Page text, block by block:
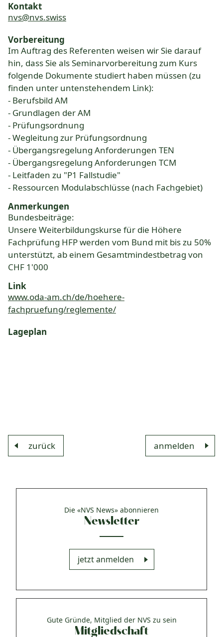
Kontakt
nvs@nvs.swiss
Vorbereitung
Im Auftrag des Referenten weisen wir Sie darauf
hin, dass Sie als Seminarvorbereitung zum Kurs
folgende Dokumente studiert haben müssen (zu
finden unter untenstehendem Link):
- Berufsbild AM
- Grundlagen der AM
- Prüfungsordnung
- Wegleitung zur Prüfungsordnung
- Übergangsregelung Anforderungen TEN
- Übergangsregelung Anforderungen TCM
- Leitfaden zu "P1 Fallstudie"
- Ressourcen Modulabschlüsse (nach Fachgebiet)
Anmerkungen
Bundesbeiträge:
Unsere Weiterbildungskurse für die Höhere
Fachprüfung HFP werden vom Bund mit bis zu 50%
unterstützt, ab einem Gesamtmindestbetrag von
CHF 1'000
Link
www.oda-am.ch/de/hoehere-
fachpruefung/reglemente/
Lageplan
zurück anmelden
Die «NVS News» abonnieren
Newsletter
jetzt anmelden
Gute Gründe, Mitglied der NVS zu sein
Mitgliedschaft